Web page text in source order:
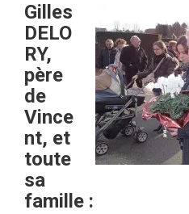
Gilles
DELO
RY,
père
de
Vince
nt, et
toute
sa
famille :